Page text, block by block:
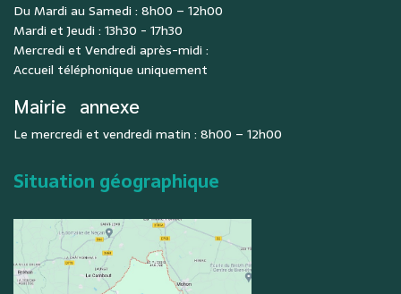
Du Mardi au Samedi : 8h00 – 12h00
Mardi et Jeudi : 13h30 - 17h30
Mercredi et Vendredi après-midi :
Accueil téléphonique uniquement
Mairie annexe
Le mercredi et vendredi matin : 8h00 – 12h00
Situation géographique